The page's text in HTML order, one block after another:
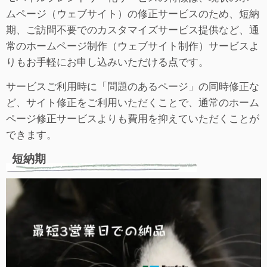
ムページ（ウェブサイト）の修正サービスのため、短納
期、ご訪問不要でのカスタマイズサービス提供など、通
常のホームページ制作（ウェブサイト制作）サービスよ
りもお手軽にお申し込みいただける点です。
サービスご利用時に「問題のあるページ」の同時修正な
ど、サイト修正をご利用いただくことで、通常のホーム
ページ修正サービスよりも費用を抑えていただくことが
できます。
短納期